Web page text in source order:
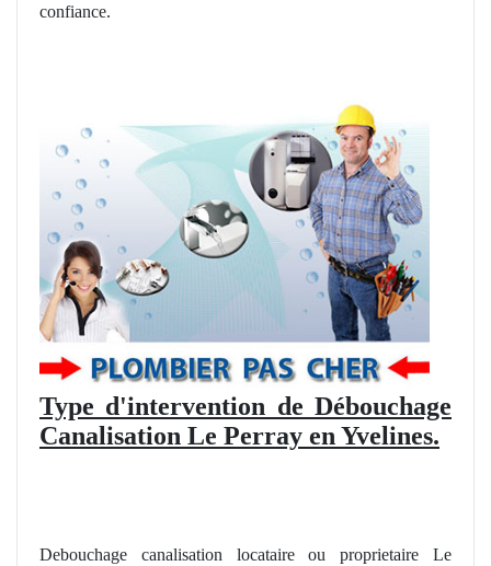
confiance.
Type d'intervention de Débouchage
Canalisation Le Perray en Yvelines.
Debouchage canalisation locataire ou proprietaire Le